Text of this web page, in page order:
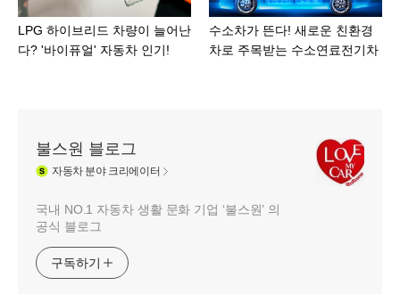
LPG 하이브리드 차량이 늘어난
다? '바이퓨얼' 자동차 인기!
수소차가 뜬다! 새로운 친환경
차로 주목받는 수소연료전기차
불스원 블로그
자동차분야 크리에이터
국내 NO.1 자동차 생활 문화 기업 ‘불스원’ 의
공식 블로그
구독하기